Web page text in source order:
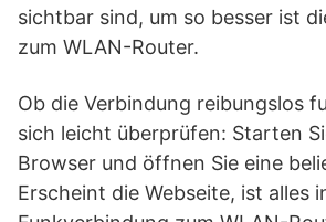
sichtbar sind, um so besser ist
zum WLAN-Router.
Ob die Verbindung reibungslos
sich leicht überprüfen: Starten
Browser und öffnen Sie eine
Erscheint die Webseite, ist alles